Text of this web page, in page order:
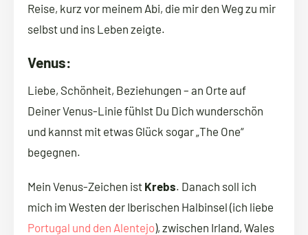
Reise, kurz vor meinem Abi, die mir den Weg zu mir
selbst und ins Leben zeigte.
Venus:
Liebe, Schönheit, Beziehungen – an Orte auf
Deiner Venus-Linie fühlst Du Dich wunderschön
und kannst mit etwas Glück sogar „The One“
begegnen.
Mein Venus-Zeichen ist Krebs. Danach soll ich
mich im Westen der Iberischen Halbinsel (ich liebe
Portugal und den Alentejo), zwischen Irland, Wales